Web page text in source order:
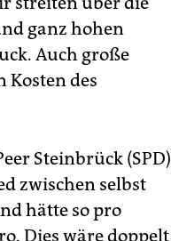
ganz hohen
Auch große
Kosten des
Steinbrück (SPD)
zwischen selbst
hätte so pro
Dies wäre doppelt